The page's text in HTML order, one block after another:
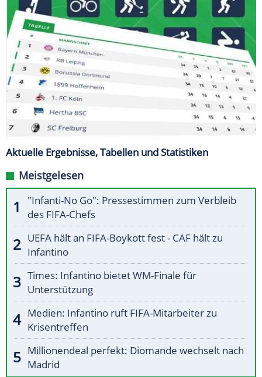
Aktuelle Ergebnisse, Tabellen und Statistiken
Meistgelesen
"Infanti-No Go": Pressestimmen zum Verbleib
des FIFA-Chefs
UEFA hält an FIFA-Boykott fest - CAF hält zu
Infantino
Times: Infantino bietet WM-Finale für
Unterstützung
Medien: Infantino ruft FIFA-Mitarbeiter zu
Krisentreffen
Millionendeal perfekt: Diomande wechselt nach
Madrid